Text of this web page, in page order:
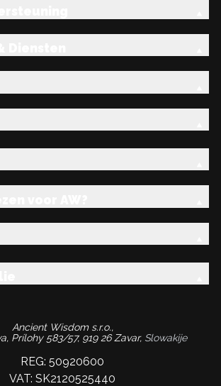
Ancient Wisdom s.r.o.,
Prílohy 583/57, 919 26 Zavar, Slowakije
REG: 50920600
VAT: SK2120525440